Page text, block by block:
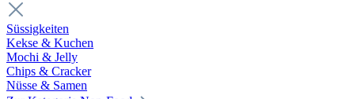
Süssigkeiten
Kekse & Kuchen
Mochi & Jelly
Chips & Cracker
Nüsse & Samen